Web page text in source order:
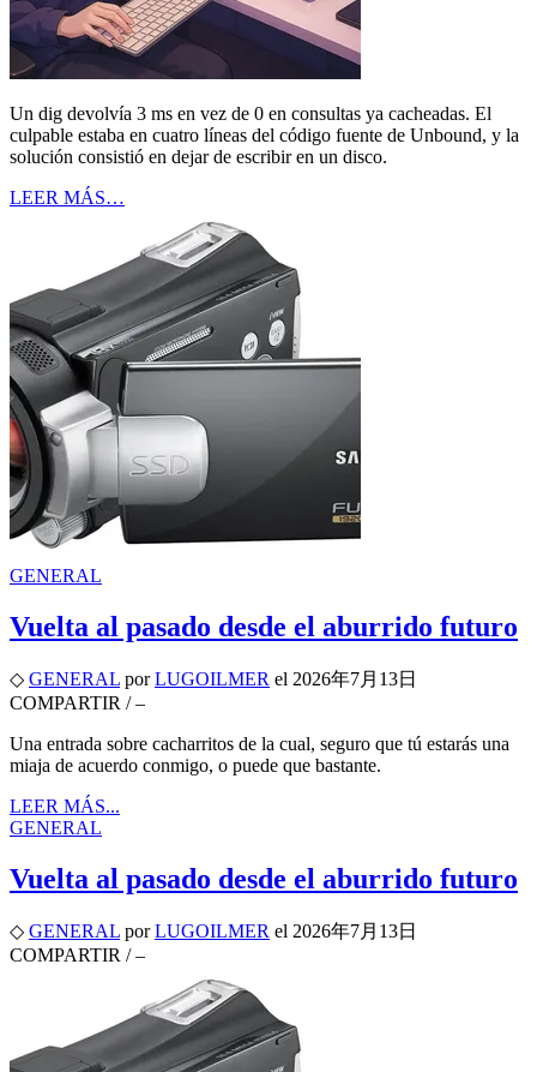
Un dig devolvía 3 ms en vez de 0 en consultas ya cacheadas. El
culpable estaba en cuatro líneas del código fuente de Unbound, y la
solución consistió en dejar de escribir en un disco.
LEER MÁS…
GENERAL
Vuelta al pasado desde el aburrido futuro
◇ GENERAL por LUGOILMER el 2026年7月13日
COMPARTIR / –
Una entrada sobre cacharritos de la cual, seguro que tú estarás una
miaja de acuerdo conmigo, o puede que bastante.
LEER MÁS...
GENERAL
Vuelta al pasado desde el aburrido futuro
◇ GENERAL por LUGOILMER el 2026年7月13日
COMPARTIR / –